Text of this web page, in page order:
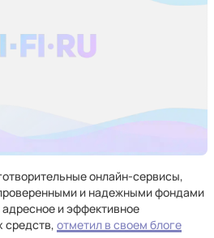
онлайн-сервисы,
и надежными фондами
и эффективное
средств, отметил в своем блоге